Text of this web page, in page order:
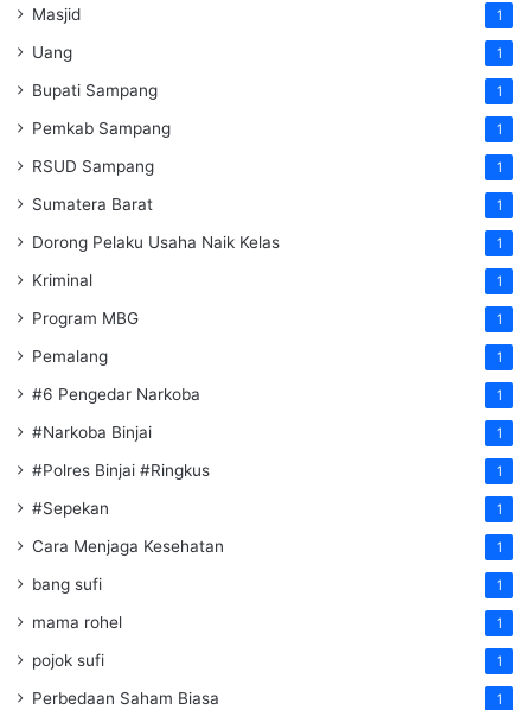
Masjid 1
Uang 1
Bupati Sampang 1
Pemkab Sampang 1
RSUD Sampang 1
Sumatera Barat 1
Dorong Pelaku Usaha Naik Kelas 1
Kriminal 1
Program MBG 1
Pemalang 1
#6 Pengedar Narkoba 1
#Narkoba Binjai 1
#Polres Binjai #Ringkus 1
#Sepekan 1
Cara Menjaga Kesehatan 1
bang sufi 1
mama rohel 1
pojok sufi 1
Perbedaan Saham Biasa 1